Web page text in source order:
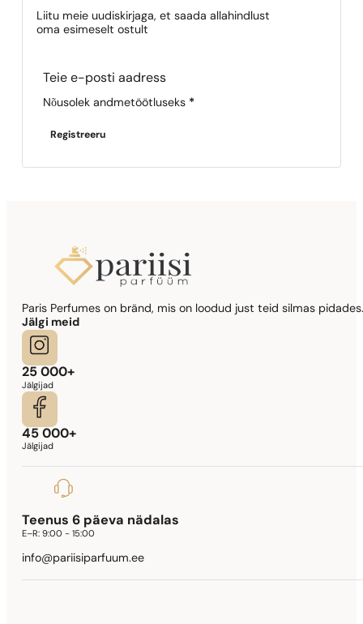
Liitu meie uudiskirjaga, et saada allahindlust
oma esimeselt ostult
Section
Nõusolek andmetöötluseks *
Registreeru
Paris Perfumes on bränd, mis on loodud just teid silmas
Jälgi meid
25 000+
Jälgijad
45 000+
Jälgijad
Teenus 6 päeva nädalas
E–R:9:00 - 15:00
info@pariisiparfuum.ee